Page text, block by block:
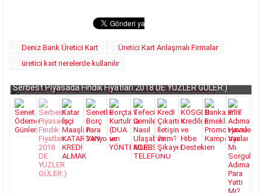
Deniz Bank Üretici Kart
Üretici Kart Anlaşmalı Firmalar
üretici kart nerelerde kullanılır
Serbest Piyasada Fındık Fiyatları 2018 DE YÜZLER GÜLER:)